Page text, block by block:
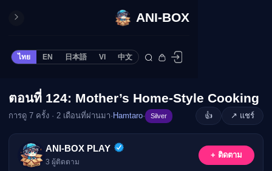
ANI-BOX
ไทย EN 日本語 VI 中文
ปิด
ONE PIECE
Cardlist
Collection
Deck Builder
Deck Library
🔒
กรุณาเข้าสู่ระบบเพื่อรับชม
ตอนที่ 124: Mother’s Home-Style Cooking
การดู 7 ครั้ง · 2 เดือนที่ผ่านมา· Hamtaro· Silver 👍 ↗ แชร์
ANI-BOX PLAY
3 ผู้ติดตาม
+ ติดตาม